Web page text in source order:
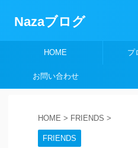
Nazaブログ
HOME プ
お問い合わせ
HOME > FRIENDS >
FRIENDS